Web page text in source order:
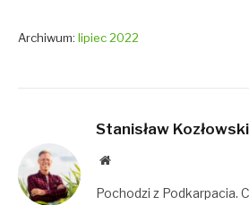
Archiwum: lipiec 2022
Stanisław Kozłowski
Website
Pochodzi z Podkarpacia.